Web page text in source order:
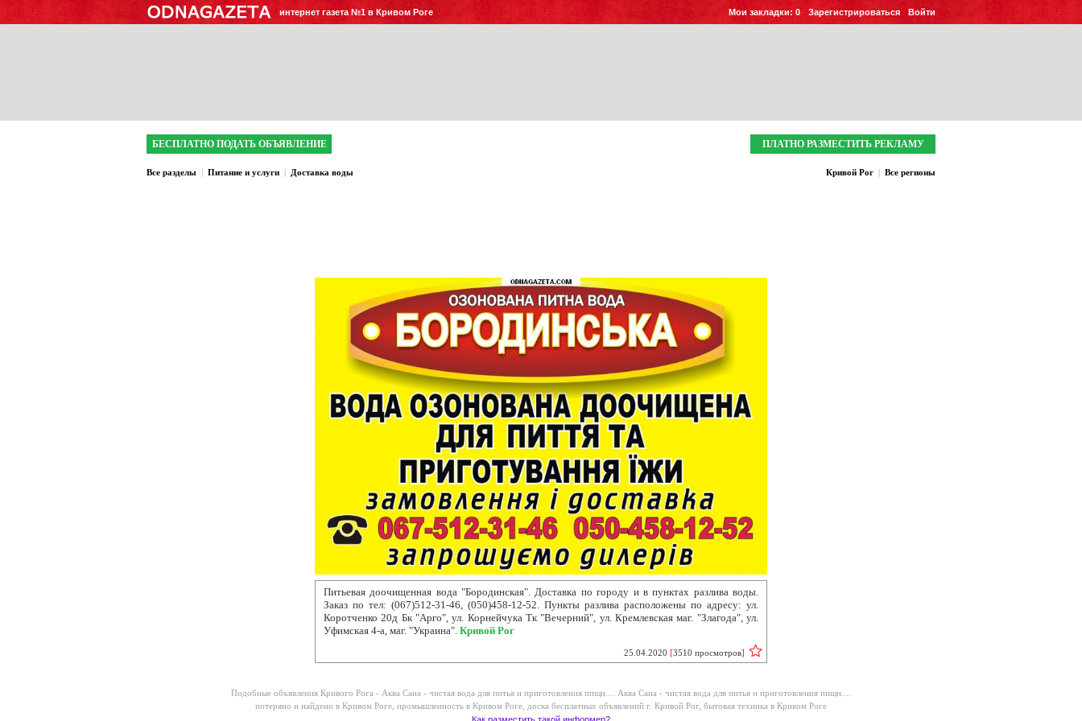
интернет газета №1 в Кривом Роге Войти
Зарегистрироваться
Мои закладки: 0
БЕСПЛАТНО ПОДАТЬ ОБЪЯВЛЕНИЕ ПЛАТНО РАЗМЕСТИТЬ РЕКЛАМУ
Все разделы | Питание и услуги | Доставка воды Кривой Рог | Все регионы
Питьевая доочищенная вода "Бородинская". Доставка по городу и в пунктах разлива воды.
Заказ по тел: (067)512-31-46, (050)458-12-52. Пункты разлива расположены по адресу: ул.
Коротченко 20д Бк "Арго", ул. Корнейчука Тк "Вечерний", ул. Кремлевская маг. "Злагода", ул.
Уфимская 4-а, маг. "Украина". Кривой Рог
25.04.2020 [3510 просмотров]
Подобные объявления Кривого Рога - Аква Сана - чистая вода для питья и приготовления пищи.... Аква Сана - чистая вода для питья и приготовления пищи....
потеряно и найдено в Кривом Роге промышленность в Кривом Роге доска бесплатных объявлений г. Кривой Рог, бытовая техника в Кривом Роге